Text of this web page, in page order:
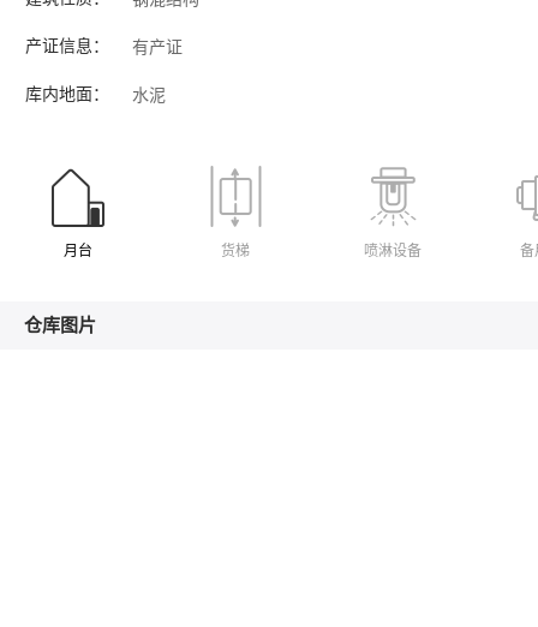
产证信息： 有产证
库内地面： 水泥
月台 货梯 喷淋设备 备
仓库图片